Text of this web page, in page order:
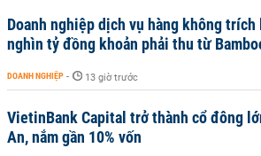
Doanh nghiệp dịch vụ hàng không trích
nghìn tỷ đồng khoản phải thu từ
DOANH NGHIỆP - 13 giờ trước
VietinBank Capital trở thành cổ đông
An, nắm gần 10% vốn